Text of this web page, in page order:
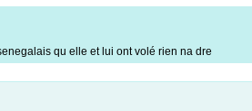
qu elle et lui ont volé rien na dre